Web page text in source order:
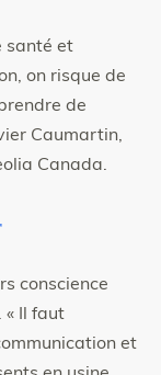
santé et
on risque de
de
Caumartin,
Canada.
conscience
« Il faut
et